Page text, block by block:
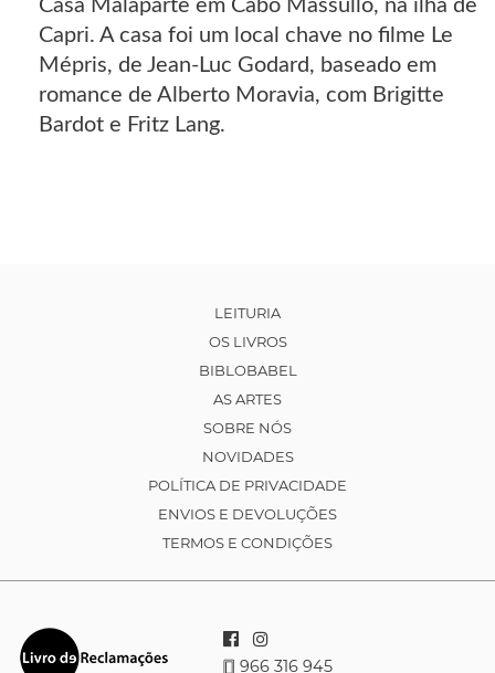
Casa Malaparte em Cabo Massullo, na ilha de
Capri. A casa foi um local chave no filme Le
Mépris, de Jean-Luc Godard, baseado em
romance de Alberto Moravia, com Brigitte
Bardot e Fritz Lang.
LEITURIA
OS LIVROS
BIBLOBABEL
AS ARTES
SOBRE NÓS
NOVIDADES
POLÍTICA DE PRIVACIDADE
ENVIOS E DEVOLUÇÕES
TERMOS E CONDIÇÕES
966 316 945